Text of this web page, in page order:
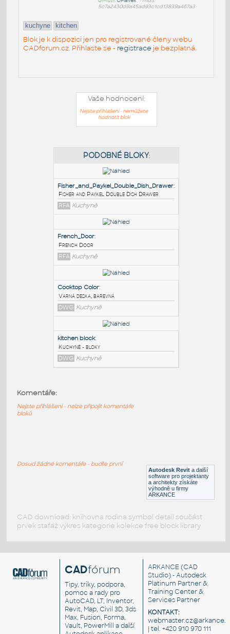
5c7a2430d9a45ad93c1cd13839a467a3
kuchyne kitchen
Blok je k dispozici jen pro registrované členy webu
CADforum.cz. Přihlaste se - registrace je bezplatná.
Vaše hodnocení:
Nejste přihlášeni - nemůžete
hodnotit blok
Fisher_and_Paykel_Double_Dish_Drawer
Fisher and Paykel Double Dish Drawer
RFA Kuchyně
French_Door:
French Door
RFA Kuchyně
Kuchyně
Autodesk Revit a další
software pro projektanty
a architekty získáte
výhodně u firmy
ARKANCE
Komentáře:
Nejste přihlášeni - nelze připojit komentáře
bloků
Dosud žádné komentáře - buďte první
CAD download: knihovna rodina symbol detail součást
prvek stafáž výkres kategorie kolekce free block library
CADfórum
Tipy, triky, podpora,
pomoc a rady pro
AutoCAD, LT, Inventor,
Revit, Map, Civil 3D, 3ds
Max, Fusion, Forma,
Vault, PowerMill a další
ARKANCE (CAD
Studio) - Autodesk
Platinum Partner &
Training Center &
Services Partner
KONTAKT:
| tel. +420 910 970 111